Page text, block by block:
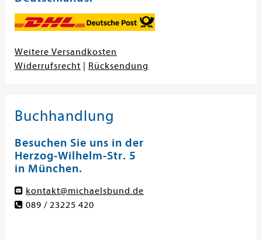
Weitere Versandkosten
Widerrufsrecht
Rücksendung
Buchhandlung
Besuchen Sie uns in der
Herzog-Wilhelm-Str. 5
in München.
kontakt@michaelsbund.de
089 / 23225 420